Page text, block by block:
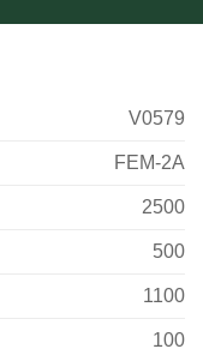
V0579
FEM-2A
2500
500
1100
100